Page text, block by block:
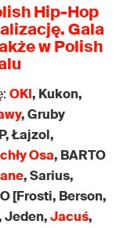
Hip-Hop
Gala
w Polish
OKI, Kukon,
, Gruby
Łajzol,
Osa, BARTO
, Sarius,
[Frosti, Berson,
Jeden,Jacuś,